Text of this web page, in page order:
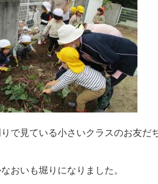
で見ている小さいクラスのお友だ
おいも堀りになりました。